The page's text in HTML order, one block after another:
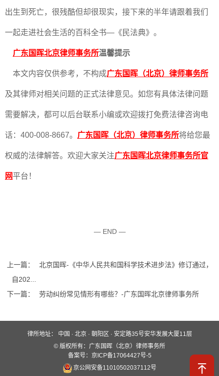
出生到死亡，很残酷但却很现实，接下来的半年请跟着我们
一起走进社会生活的百科全书—《民法典》。
广东国晖北京律师事务所温馨提示
本文内容仅供参考，不构成广东国晖（北京）律师事务所
及其律师对相关问题的正式法律意见。如您有具体法律问题
需要解决，都可以后台联系小编或欢迎拨打免费法律咨询电
话：400-008-8667。 广东国晖（北京）律师事务所将给您最
权威的法律解答。欢迎大家关注广东国晖北京律师事务所官
网平台！
— END —
上一篇：
北京国晖-《中华人民共和国科学技术进步法》修订通过，
自202...
下一篇：
劳动纠纷常见情形有哪些？-广东国晖北京律师事务所
律所地址： 中国 · 北京 · 朝阳区 · 安定路35号安华发展大厦11层
业务领域 国晖团队
新闻动态 案例分析
© 版权所有：广东国晖（北京）律师事务所
备案号：京ICP备17064427号-5
京公网安备11010502037112号